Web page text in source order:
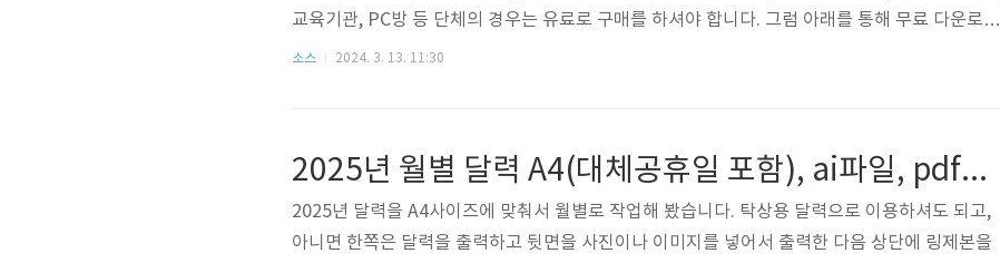
교육기관, PC방 등 단체의 경우는 유료로 구매를 하셔야 합니다. 그럼 아래를 통해 무료 다운로드
와 주요 기능에 대해 살펴보겠습니다. 목차 V3 Lite 무료백신 다운로드 V3 Lite는 악성코드, 랜섬
수 있습니다...
소스 2024. 3. 13. 11:30
2025년 월별 달력 A4(대체공휴일 포함), ai파일, pdf파일
2025년 달력을 A4사이즈에 맞춰서 월별로 작업해 봤습니다. 탁상용 달력으로 이용하셔도 되고,
아니면 한쪽은 달력을 출력하고 뒷면을 사진이나 이미지를 넣어서 출력한 다음 상단에 링제본을